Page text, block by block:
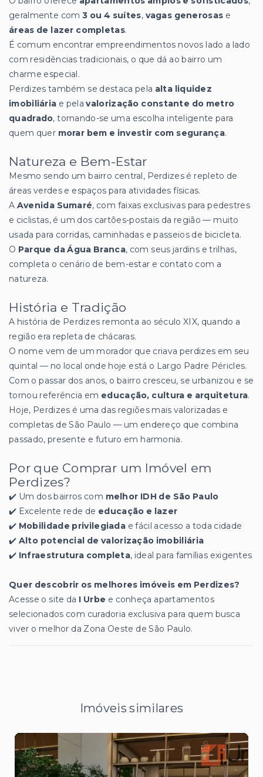
geralmente com3 ou 4 suítes, vagas generosas e
áreas de lazer completas.
É comum encontrar empreendimentos novos lado a lado
com residências tradicionais, o que dá ao bairro um
charme especial.
Perdizes também se destaca pela alta liquidez
imobiliária e pelavalorização constante do metro
quadrado, tornando-se uma escolha inteligente para
quem quer morar bem e investir com segurança.
Natureza e Bem-Estar
Mesmo sendo um bairro central, Perdizes é repleto de
áreas verdes e espaços para atividades físicas.
A Avenida Sumaré, com faixas exclusivas para pedestres
e ciclistas, é um dos cartões-postais da região — muito
usada para corridas, caminhadas e passeios de bicicleta.
O Parque da Água Branca, com seus jardins e trilhas,
completa o cenário de bem-estar e contato com a
natureza.
História e Tradição
A história de Perdizes remonta ao século XIX, quando a
região era repleta de chácaras.
O nome vem de um morador que criava perdizes em seu
quintal — no local onde hoje está o Largo Padre Péricles.
Com o passar dos anos, o bairro cresceu, se urbanizou e se
tornou referência em educação, cultura e arquitetura.
Hoje, Perdizes é uma das regiões mais valorizadas e
completas de São Paulo — um endereço que combina
passado, presente e futuro em harmonia.
Por que Comprar um Imóvel em
Perdizes?
✔️ Um dos bairros com melhor IDH de São Paulo
✔️ Excelente rede de educação e lazer
✔️ Mobilidade privilegiada e fácil acesso a toda cidade
✔️ Alto potencial de valorização imobiliária
✔️ Infraestrutura completa, ideal para famílias exigentes
Quer descobrir os melhores imóveis em Perdizes?
Acesse o site da I Urbe e conheça apartamentos
selecionados com curadoria exclusiva para quem busca
viver o melhor da Zona Oeste de São Paulo.
Imóveis similares